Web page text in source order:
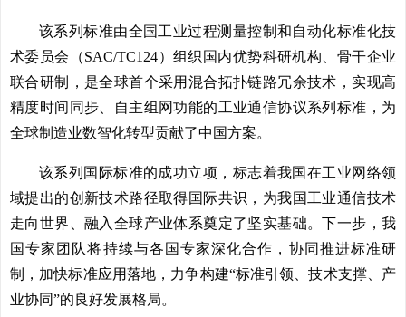
该系列标准由全国工业过程测量控制和自动化标准化技
术委员会（SAC/TC124）组织国内优势科研机构、骨干企业
联合研制，是全球首个采用混合拓扑链路冗余技术，实现高
精度时间同步、自主组网功能的工业通信协议系列标准，为
全球制造业数智化转型贡献了中国方案。
该系列国际标准的成功立项，标志着我国在工业网络领
域提出的创新技术路径取得国际共识，为我国工业通信技术
走向世界、融入全球产业体系奠定了坚实基础。下一步，我
国专家团队将持续与各国专家深化合作，协同推进标准研
制，加快标准应用落地，力争构建“标准引领、技术支撑、产
业协同”的良好发展格局。